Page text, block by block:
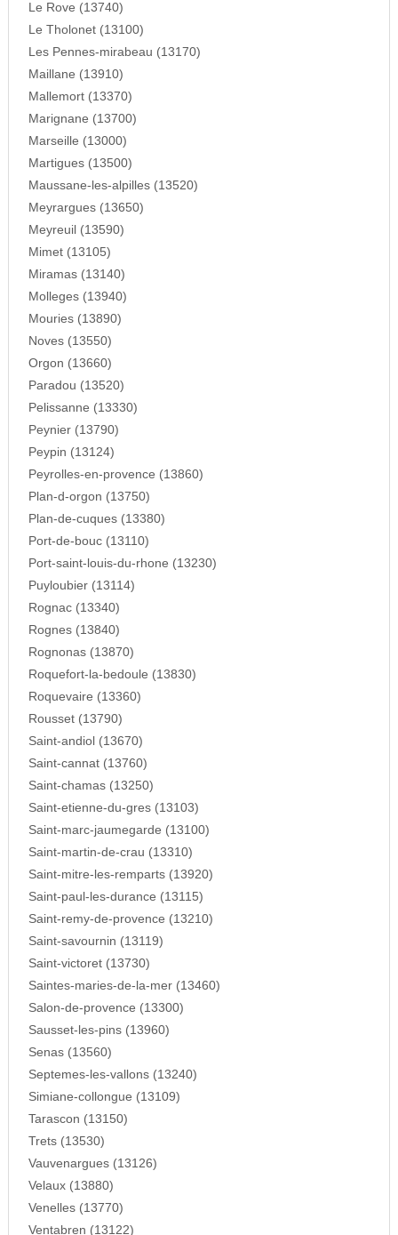
Le Rove (13740)
Le Tholonet (13100)
Les Pennes-mirabeau (13170)
Maillane (13910)
Mallemort (13370)
Marignane (13700)
Marseille (13000)
Martigues (13500)
Maussane-les-alpilles (13520)
Meyrargues (13650)
Meyreuil (13590)
Mimet (13105)
Miramas (13140)
Molleges (13940)
Mouries (13890)
Noves (13550)
Orgon (13660)
Paradou (13520)
Pelissanne (13330)
Peynier (13790)
Peypin (13124)
Peyrolles-en-provence (13860)
Plan-d-orgon (13750)
Plan-de-cuques (13380)
Port-de-bouc (13110)
Port-saint-louis-du-rhone (13230)
Puyloubier (13114)
Rognac (13340)
Rognes (13840)
Rognonas (13870)
Roquefort-la-bedoule (13830)
Roquevaire (13360)
Rousset (13790)
Saint-andiol (13670)
Saint-cannat (13760)
Saint-chamas (13250)
Saint-etienne-du-gres (13103)
Saint-marc-jaumegarde (13100)
Saint-martin-de-crau (13310)
Saint-mitre-les-remparts (13920)
Saint-paul-les-durance (13115)
Saint-remy-de-provence (13210)
Saint-savournin (13119)
Saint-victoret (13730)
Saintes-maries-de-la-mer (13460)
Salon-de-provence (13300)
Sausset-les-pins (13960)
Senas (13560)
Septemes-les-vallons (13240)
Simiane-collongue (13109)
Tarascon (13150)
Trets (13530)
Vauvenargues (13126)
Velaux (13880)
Venelles (13770)
Ventabren (13122)